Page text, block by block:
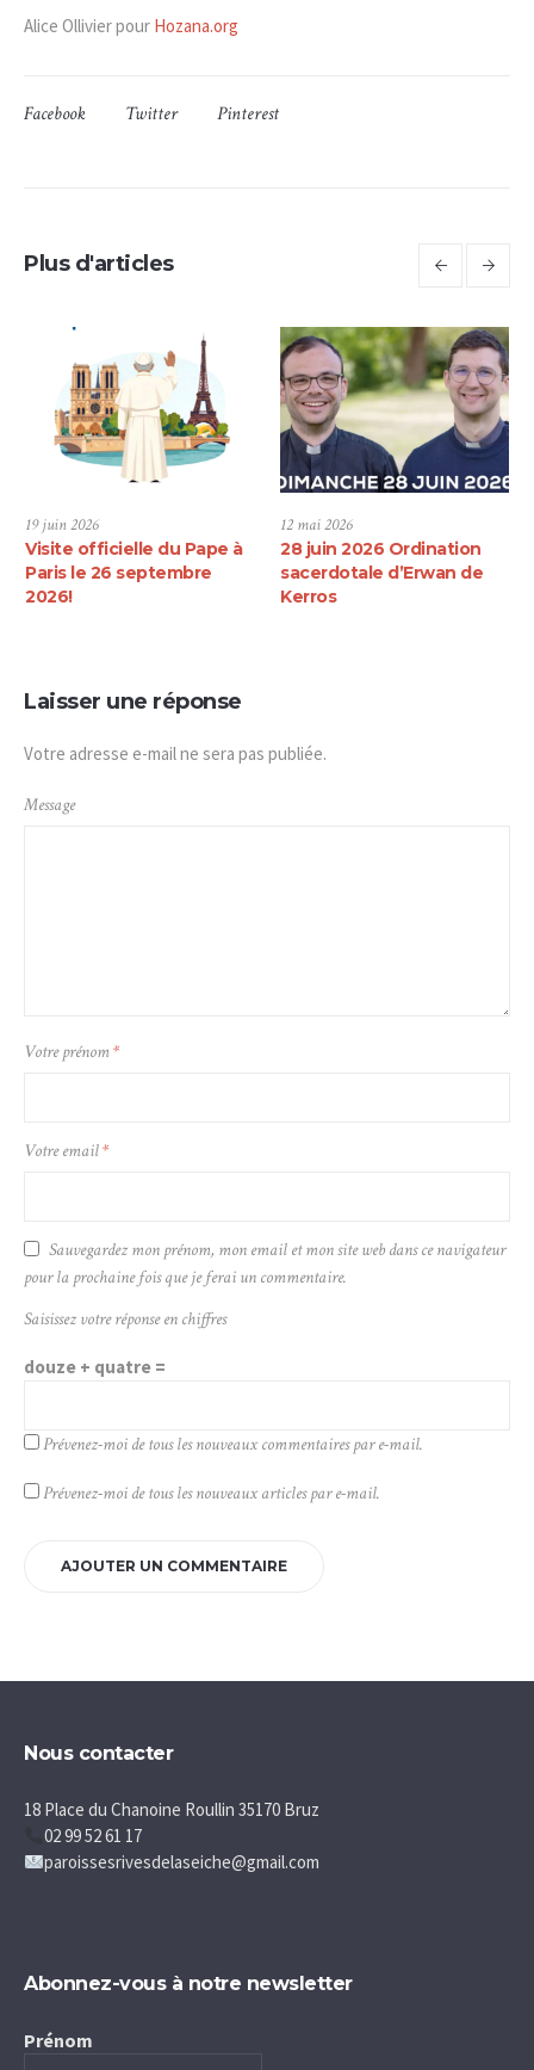
Alice Ollivier pour Hozana.org
Facebook Twitter Pinterest
Plus d'articles
19 juin 2026
Visite officielle du Pape à
Paris le 26 septembre
2026!
12 mai 2026
28 juin 2026 Ordination
sacerdotale d’Erwan de
Kerros
Laisser une réponse
Votre adresse e-mail ne sera pas publiée.
Message
Votre prénom*
Votre email*
Sauvegardez mon prénom, mon email et mon site web dans ce navigateur
pour la prochaine fois que je ferai un commentaire.
Saisissez votre réponse en chiffres
douze + quatre =
Prévenez-moi de tous les nouveaux commentaires par e-mail.
Prévenez-moi de tous les nouveaux articles par e-mail.
Nous contacter
18 Place du Chanoine Roullin 35170 Bruz
02 99 52 61 17
paroissesrivesdelaseiche@gmail.com
Abonnez-vous à notre newsletter
Prénom